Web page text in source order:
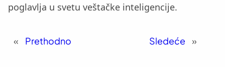
poglavlja u svetu veštačke inteligencije.
« Prethodno Sledeće »